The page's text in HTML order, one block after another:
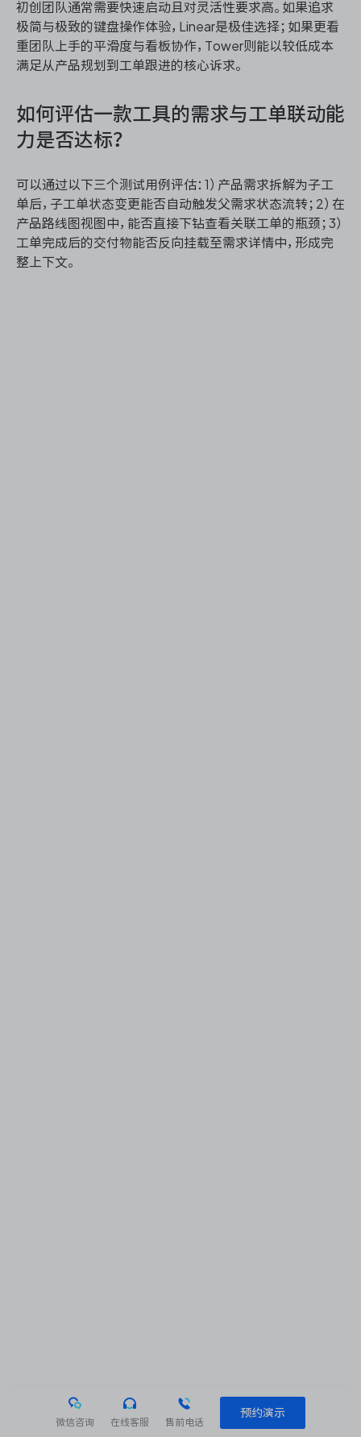
初创团队通常需要快速启动且对灵活性要求高。如果追求
极简与极致的键盘操作体验，Linear是极佳选择；如果更看
重团队上手的平滑度与看板协作，Tower则能以较低成本
满足从产品规划到工单跟进的核心诉求。
如何评估一款工具的需求与工单联动能
力是否达标？
可以通过以下三个测试用例评估：1）产品需求拆解为子工
单后，子工单状态变更能否自动触发父需求状态流转；2）在
产品路线图视图中，能否直接下钻查看关联工单的瓶颈；3）
工单完成后的交付物能否反向挂载至需求详情中，形成完
整上下文。
微信咨询 在线客服 售前电话
预约演示